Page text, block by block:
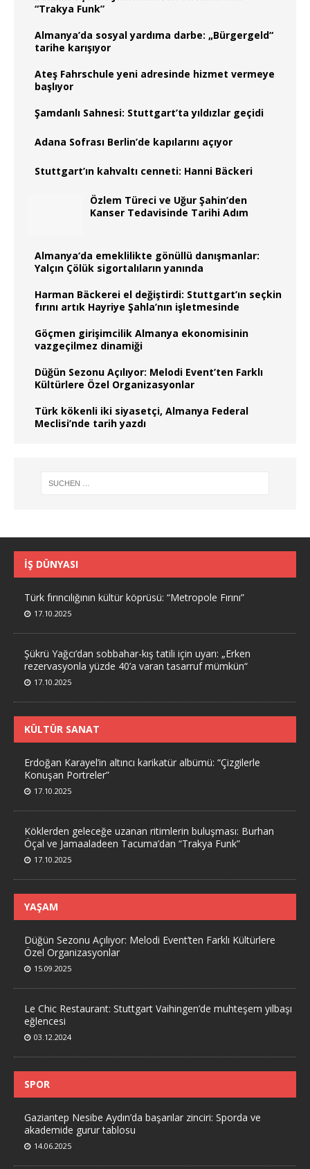
“Trakya Funk”
Almanya’da sosyal yardıma darbe: „Bürgergeld“
tarihe karışıyor
Ateş Fahrschule yeni adresinde hizmet vermeye
başlıyor
Şamdanlı Sahnesi: Stuttgart’ta yıldızlar geçidi
Adana Sofrası Berlin’de kapılarını açıyor
Stuttgart’ın kahvaltı cenneti: Hanni Bäckeri
Özlem Türeci ve Uğur Şahin’den
Kanser Tedavisinde Tarihi Adım
Almanya‘da emeklilikte gönüllü danışmanlar:
Yalçın Çölük sigortalıların yanında
Harman Bäckerei el değiştirdi: Stuttgart’ın seçkin
fırını artık Hayriye Şahla’nın işletmesinde
Göçmen girişimcilik Almanya ekonomisinin
vazgeçilmez dinamiği
Düğün Sezonu Açılıyor: Melodi Event’ten Farklı
Kültürlere Özel Organizasyonlar
Türk kökenli iki siyasetçi, Almanya Federal
Meclisi’nde tarih yazdı
İŞ DÜNYASI
Türk fırıncılığının kültür köprüsü: “Metropole Fırını”
17.10.2025
Şükrü Yağcı’dan sobbahar-kış tatili için uyarı: „Erken
rezervasyonla yüzde 40’a varan tasarruf mümkün“
17.10.2025
KÜLTÜR SANAT
Erdoğan Karayel’in altıncı karikatür albümü: “Çizgilerle
Konuşan Portreler”
17.10.2025
Köklerden geleceğe uzanan ritimlerin buluşması: Burhan
Öçal ve Jamaaladeen Tacuma’dan “Trakya Funk”
17.10.2025
YAŞAM
Düğün Sezonu Açılıyor: Melodi Event’ten Farklı Kültürlere
Özel Organizasyonlar
15.09.2025
Le Chic Restaurant: Stuttgart Vaihingen’de muhteşem yılbaşı
eğlencesi
03.12.2024
SPOR
Gaziantep Nesibe Aydın’da başarılar zinciri: Sporda ve
akademide gurur tablosu
14.06.2025